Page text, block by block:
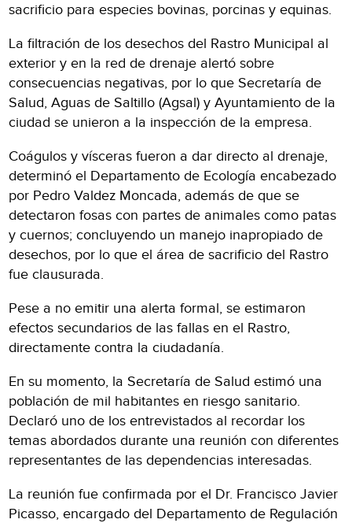
sacrificio para especies bovinas, porcinas y equinas.
La filtración de los desechos del Rastro Municipal al
exterior y en la red de drenaje alertó sobre
consecuencias negativas, por lo que Secretaría de
Salud, Aguas de Saltillo (Agsal) y Ayuntamiento de la
ciudad se unieron a la inspección de la empresa.
Coágulos y vísceras fueron a dar directo al drenaje,
determinó el Departamento de Ecología encabezado
por Pedro Valdez Moncada, además de que se
detectaron fosas con partes de animales como patas
y cuernos; concluyendo un manejo inapropiado de
desechos, por lo que el área de sacrificio del Rastro
fue clausurada.
Pese a no emitir una alerta formal, se estimaron
efectos secundarios de las fallas en el Rastro,
directamente contra la ciudadanía.
En su momento, la Secretaría de Salud estimó una
población de mil habitantes en riesgo sanitario.
Declaró uno de los entrevistados al recordar los
temas abordados durante una reunión con diferentes
representantes de las dependencias interesadas.
La reunión fue confirmada por el Dr. Francisco Javier
Picasso, encargado del Departamento de Regulación